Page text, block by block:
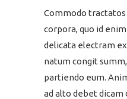
Commodo tractatos
corpora, quo id
delicata electram
natum congit
partiendo eum.
ad alto debet dicam